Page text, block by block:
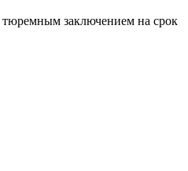
тюремным заключением на срок